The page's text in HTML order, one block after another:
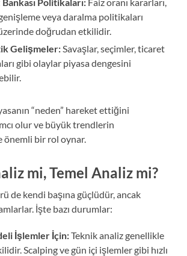
veya daralma politikaları
doğrudan etkilidir.
Gelişmeler:Savaşlar, seçimler, ticaret
gibi olaylar piyasa dengesini
“neden” hareket ettiğini
olur ve büyük trendlerin
önemli bir rol oynar.
mi, Temel Analiz mi?
de kendi başına güçlüdür, ancak
İşte bazı durumlar:
İşlemler İçin:Teknik analiz genellikle
Scalping ve gün içi işlemler gibi hızlı